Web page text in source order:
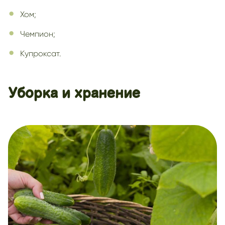
Хом;
Чемпион;
Купроксат.
Уборка и хранение